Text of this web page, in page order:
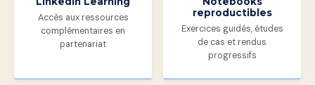
Accès aux ressources
complémentaires en
partenariat
reproductibles
Exercices guidés, études
de cas et rendus
progressifs